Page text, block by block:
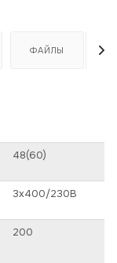
ФАЙЛЫ
48(60)
3х400/230В
200